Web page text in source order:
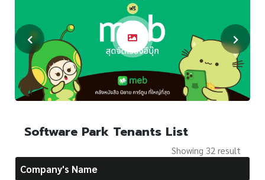
Software Park Tenants List
Showing 32 result
Company's Name